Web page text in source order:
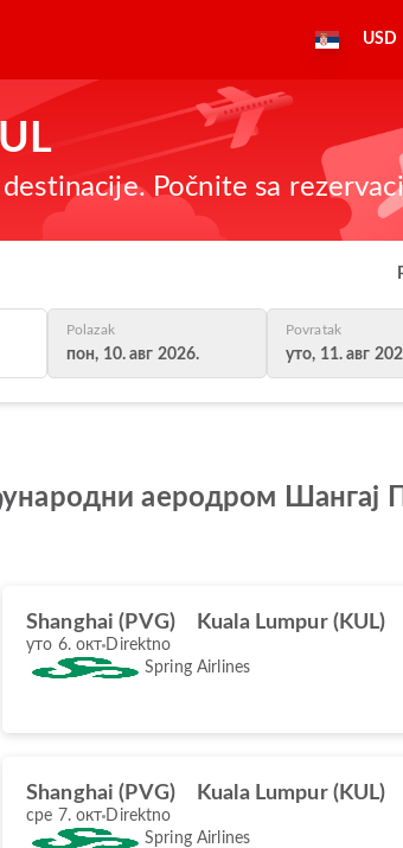
USD
Počnite sa
Polazak
пон, 10. авг 2026.
Povratak
уто, 11. авг
аеродром Шангај
Shanghai (PVG) Kuala Lumpur (KUL)
уто 6. окт Direktno
Spring Airlines
Shanghai (PVG) Kuala Lumpur (KUL)
сре 7. окт Direktno
Spring Airlines